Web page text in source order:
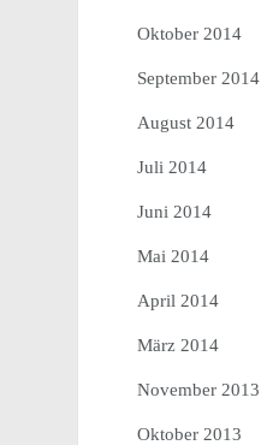
Oktober 2014
September 2014
August 2014
Juli 2014
Juni 2014
Mai 2014
April 2014
März 2014
November 2013
Oktober 2013